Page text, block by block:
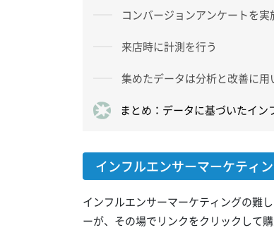
コンバージョンアンケートを実
来店時に計測を行う
集めたデータは分析と改善に用
まとめ：データに基づいたイ
インフルエンサーマーケティ
インフルエンサーマーケティングの難
ーが、その場でリンクをクリックして